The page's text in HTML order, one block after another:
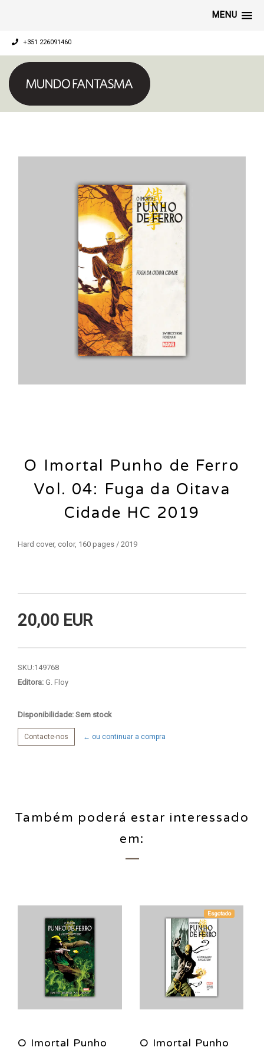
MENU
+351 226091460
O Imortal Punho de Ferro
Vol. 04: Fuga da Oitava
Cidade HC 2019
Hard cover, color, 160 pages / 2019
20,00 EUR
SKU:149768
Editora: G. Floy
Disponibilidade: Sem stock
Contacte-nos ← ou continuar a compra
Também poderá estar interessado
em:
O Imortal Punho
Esgotado
O Imortal Punho